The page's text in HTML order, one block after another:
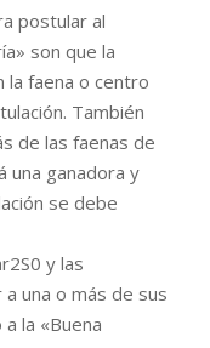
postular al
son que la
la faena o centro
También
de las faenas de
una ganadora y
se debe
y las
una o más de sus
la «Buena